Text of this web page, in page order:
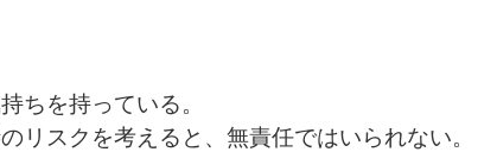
ちを持っている。
リスクを考えると、無責任ではいられない。